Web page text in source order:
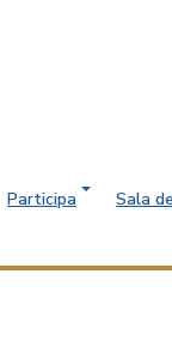
Participa Sala